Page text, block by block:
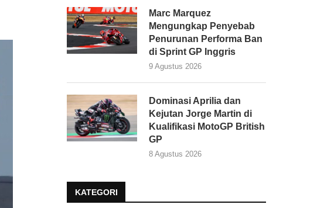
Marc Marquez
Mengungkap Penyebab
Penurunan Performa Ban
di Sprint GP Inggris
9 Agustus 2026
Dominasi Aprilia dan
Kejutan Jorge Martin di
Kualifikasi MotoGP British
GP
8 Agustus 2026
KATEGORI